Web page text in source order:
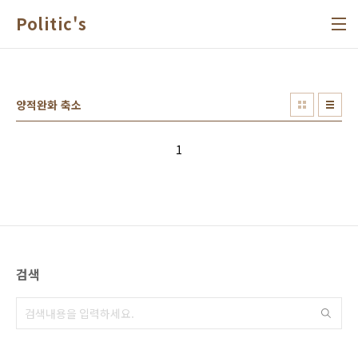
Politic's
양적완화 축소
1
검색